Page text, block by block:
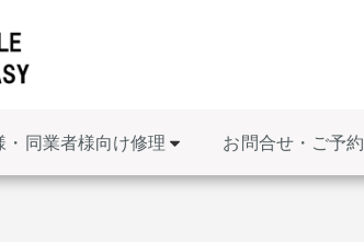
・同業者様向け修理 お問合せ・ご予約